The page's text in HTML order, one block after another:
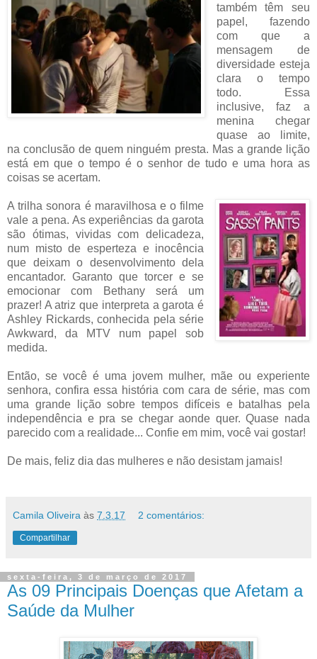
também têm seu
papel, fazendo
com que a
mensagem de
diversidade esteja
clara o tempo
todo. Essa
inclusive, faz a
menina chegar
quase ao limite,
na conclusão de quem ninguém presta. Mas a grande lição
está em que o tempo é o senhor de tudo e uma hora as
coisas se acertam.
A trilha sonora é maravilhosa e o filme
vale a pena. As experiências da garota
são ótimas, vividas com delicadeza,
num misto de esperteza e inocência
que deixam o desenvolvimento dela
encantador. Garanto que torcer e se
emocionar com Bethany será um
prazer! A atriz que interpreta a garota é
Ashley Rickards, conhecida pela série
Awkward, da MTV num papel sob
medida.
Então, se você é uma jovem mulher, mãe ou experiente
senhora, confira essa história com cara de série, mas com
uma grande lição sobre tempos difíceis e batalhas pela
independência e pra se chegar aonde quer. Quase nada
parecido com a realidade... Confie em mim, você vai gostar!
De mais, feliz dia das mulheres e não desistam jamais!
Camila Oliveira às 7.3.17 2 comentários:
Compartilhar
sexta-feira, 3 de março de 2017
As 09 Principais Doenças que Afetam a
Saúde da Mulher